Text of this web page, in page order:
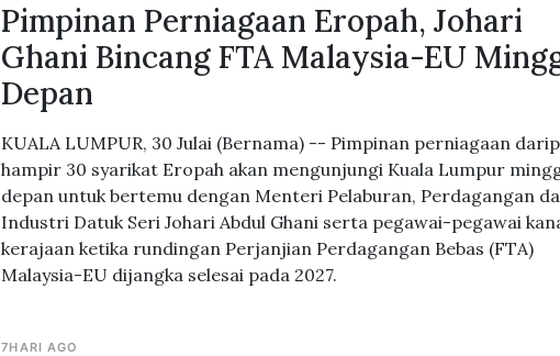
Pimpinan Perniagaan Eropah, Johari
Ghani Bincang FTA Malaysia-EU
Depan
KUALA LUMPUR, 30 Julai (Bernama) -- Pimpinan perniagaan
hampir 30 syarikat Eropah akan mengunjungi Kuala Lumpur
depan untuk bertemu dengan Menteri Pelaburan, Perdagangan
Industri Datuk Seri Johari Abdul Ghani serta pegawai-pegawai
kerajaan ketika rundingan Perjanjian Perdagangan Bebas (FTA)
Malaysia-EU dijangka selesai pada 2027.
7HARI AGO